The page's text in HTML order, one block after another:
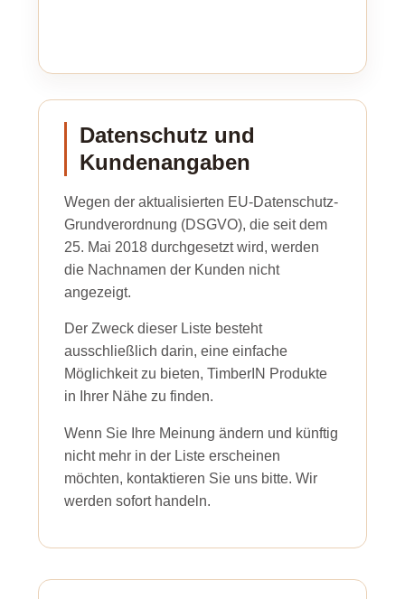
Datenschutz und
Kundenangaben
Wegen der aktualisierten EU-Datenschutz-
Grundverordnung (DSGVO), die seit dem
25. Mai 2018 durchgesetzt wird, werden
die Nachnamen der Kunden nicht
angezeigt.
Der Zweck dieser Liste besteht
ausschließlich darin, eine einfache
Möglichkeit zu bieten, TimberIN Produkte
in Ihrer Nähe zu finden.
Wenn Sie Ihre Meinung ändern und künftig
nicht mehr in der Liste erscheinen
möchten, kontaktieren Sie uns bitte. Wir
werden sofort handeln.